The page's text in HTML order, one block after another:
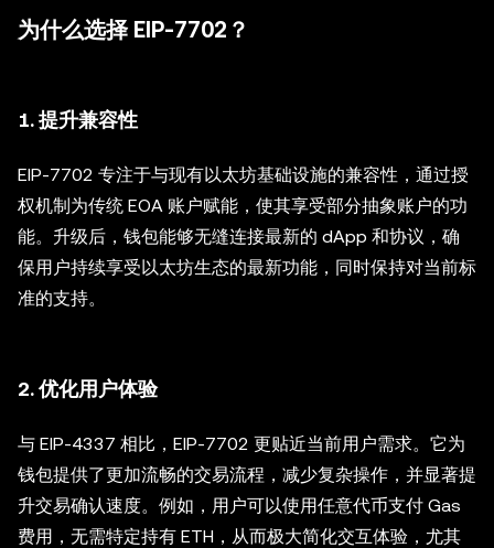
为什么选择 EIP-7702？
1.提升兼容性
EIP-7702 专注于与现有以太坊基础设施的兼容性，通过授
权机制为传统 EOA 账户赋能，使其享受部分抽象账户的功
能。升级后，钱包能够无缝连接最新的 dApp 和协议，确
保用户持续享受以太坊生态的最新功能，同时保持对当前标
准的支持。
2.优化用户体验
与 EIP-4337 相比，EIP-7702 更贴近当前用户需求。它为
钱包提供了更加流畅的交易流程，减少复杂操作，并显著提
升交易确认速度。例如，用户可以使用任意代币支付 Gas
费用，无需特定持有 ETH，从而极大简化交互体验，尤其